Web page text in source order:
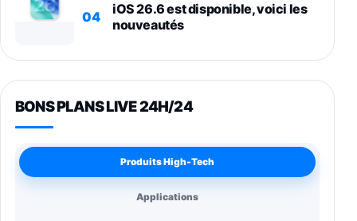
04
iOS 26.6 est disponible, voici les
nouveautés
BONS PLANS LIVE 24H/24
Produits High-Tech
Applications